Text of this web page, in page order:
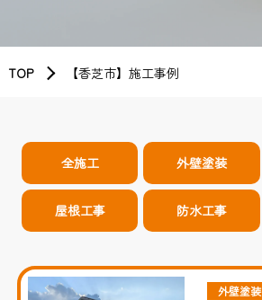
TOP 【香芝市】施工事例
全施工 外壁塗装
屋根工事 防水工事
外壁塗装